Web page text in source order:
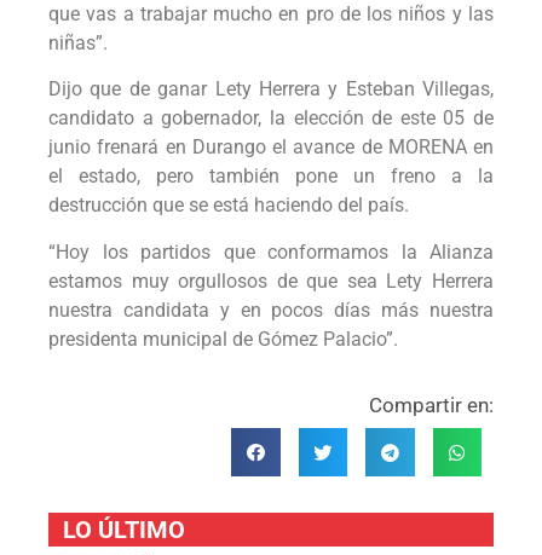
que vas a trabajar mucho en pro de los niños y las
niñas”.
Dijo que de ganar Lety Herrera y Esteban Villegas,
candidato a gobernador, la elección de este 05 de
junio frenará en Durango el avance de MORENA en
el estado, pero también pone un freno a la
destrucción que se está haciendo del país.
“Hoy los partidos que conformamos la Alianza
estamos muy orgullosos de que sea Lety Herrera
nuestra candidata y en pocos días más nuestra
presidenta municipal de Gómez Palacio”.
Compartir en:
LO ÚLTIMO